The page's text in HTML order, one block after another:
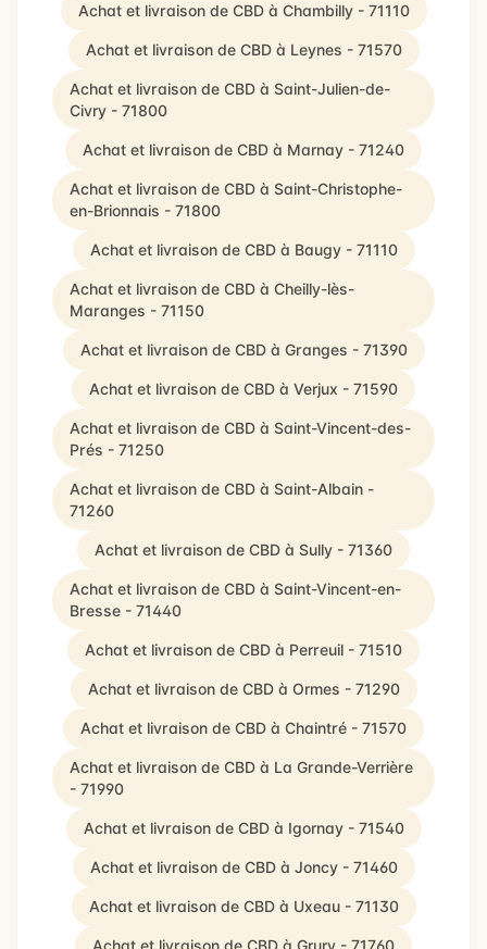
Achat et livraison de CBD à Chambilly - 71110
Achat et livraison de CBD à Leynes - 71570
Achat et livraison de CBD à Saint-Julien-de-
Civry - 71800
Achat et livraison de CBD à Marnay - 71240
Achat et livraison de CBD à Saint-Christophe-
en-Brionnais - 71800
Achat et livraison de CBD à Baugy - 71110
Achat et livraison de CBD à Cheilly-lès-
Maranges - 71150
Achat et livraison de CBD à Granges - 71390
Achat et livraison de CBD à Verjux - 71590
Achat et livraison de CBD à Saint-Vincent-des-
Prés - 71250
Achat et livraison de CBD à Saint-Albain -
71260
Achat et livraison de CBD à Sully - 71360
Achat et livraison de CBD à Saint-Vincent-en-
Bresse - 71440
Achat et livraison de CBD à Perreuil - 71510
Achat et livraison de CBD à Ormes - 71290
Achat et livraison de CBD à Chaintré - 71570
Achat et livraison de CBD à La Grande-Verrière
- 71990
Achat et livraison de CBD à Igornay - 71540
Achat et livraison de CBD à Joncy - 71460
Achat et livraison de CBD à Uxeau - 71130
Achat et livraison de CBD à Grury - 71760